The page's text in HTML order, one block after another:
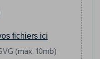
fichiers ici
(max. 10mb)